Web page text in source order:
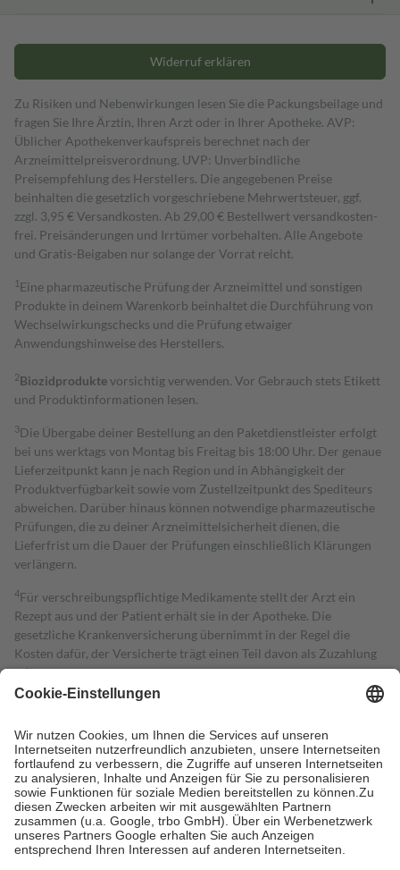
Widerruf erklären
Zu Risiken und Nebenwirkungen lesen Sie die Packungsbeilage und
fragen Sie Ihre Ärztin, Ihren Arzt oder in Ihrer Apotheke. AVP:
Üblicher Apothekenverkaufspreis berechnet nach der
Arzneimittelpreisverordnung. UVP: Unverbindliche
Preisempfehlung des Herstellers. Die angegebenen Preise
beinhalten die gesetzlich vorgeschriebene Mehrwertsteuer, ggf.
zzgl. 3,95 € Versandkosten. Ab 29,00 € Bestell­wert versand­kosten­
frei. Preisänderungen und Irrtümer vorbehalten. Alle Angebote
und Gratis-Beigaben nur solange der Vorrat reicht.
1 Eine pharmazeutische Prüfung der Arzneimittel und sonstigen
Produkte in deinem Warenkorb beinhaltet die Durchführung von
Wechselwirkungschecks und die Prüfung etwaiger
Anwendungshinweise des Herstellers.
2Biozidproduktevorsichtig verwenden. Vor Gebrauch stets Etikett
und Produktinformationen lesen.
3Die Übergabe deiner Bestellung an den Paketdienstleister erfolgt
bei uns werktags von Montag bis Freitag bis 18:00 Uhr. Der genaue
Lieferzeitpunkt kann je nach Region und in Abhängigkeit der
Produktverfügbarkeit sowie vom Zustellzeitpunkt des Spediteurs
abweichen. Darüber hinaus können notwendige pharmazeutische
Prüfungen, die zu deiner Arzneimittelsicherheit dienen, die
Lieferfrist um die Dauer der Prüfungen einschließlich Klärungen
verlängern.
4Für verschreibungspflichtige Medikamente stellt der Arzt ein
Rezept aus und der Patient erhält sie in der Apotheke. Die
gesetzliche Krankenversicherung übernimmt in der Regel die
Kosten dafür, der Versicherte trägt einen Teil davon als Zuzahlung
mit.
Grundsätzlich leisten Mitglieder Zuzahlungen in Höhe von zehn
höchstens zehn Euro.
Es sind jedoch nie mehr als die tatsächlichen
Kosten der Leistung zu entrichten.
Diese Regeln gelten grundsätzlich auch für Online-Apotheken.
Bei Heilmitteln und häuslicher Krankenpflege beträgt die
Zuzahlung zehn Prozent der Kosten sowie zehn Euro je
Verordnung.
Um das Engagement der Versicherten für ihre eigene Gesundheit zu
stärken und die besondere Stellung der Familie zu unterstützen,